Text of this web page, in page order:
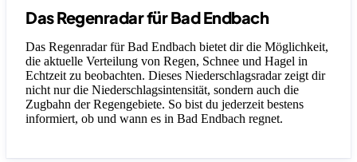
Das Regenradar für Bad Endbach
Das Regenradar für Bad Endbach bietet dir die Möglichkeit,
die aktuelle Verteilung von Regen, Schnee und Hagel in
Echtzeit zu beobachten. Dieses Niederschlagsradar zeigt dir
nicht nur die Niederschlagsintensität, sondern auch die
Zugbahn der Regengebiete. So bist du jederzeit bestens
informiert, ob und wann es in Bad Endbach regnet.